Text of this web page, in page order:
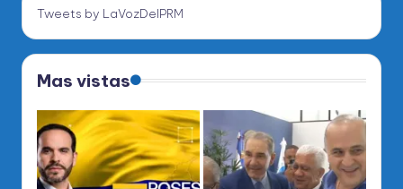
Tweets by LaVozDelPRM
Mas vistas